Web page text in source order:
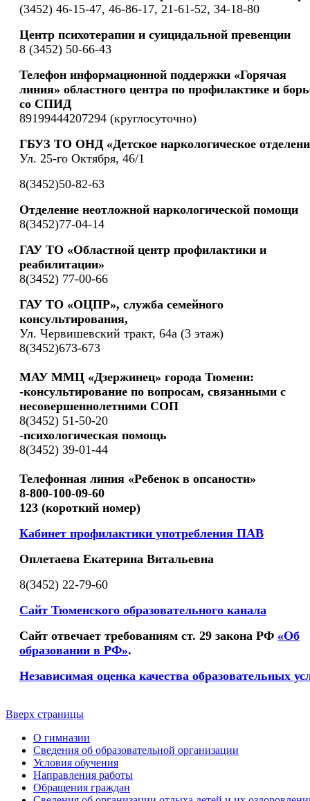
(3452) 46-15-47, 46-86-17, 21-61-52, 34-18-80
Центр психотерапии и суицидальной превенции
8 (3452) 50-66-43
Телефон информационной поддержки «Горячая
линия» областного центра по профилактике и
со СПИД
89199444207294 (круглосуточно)
ГБУЗ ТО ОНД «Детское наркологическое
Ул. 25-го Октября, 46/1
8(3452)50-82-63
Отделение неотложной наркологической помощи
8(3452)77-04-14
ГАУ ТО «Областной центр профилактики и
реабилитации»
8(3452) 77-00-66
ГАУ ТО «ОЦПР», служба семейного
консультирования,
Ул. Червишевский тракт, 64а (3 этаж)
8(3452)673-673
МАУ ММЦ «Дзержинец» города Тюмени:
-консультирование по вопросам, связанными с
несовершеннолетними СОП
8(3452) 51-50-20
-психологическая помощь
8(3452) 39-01-44
Телефонная линия «Ребенок в опсаности»
8-800-100-09-60
123 (короткий номер)
Кабинет профилактики употребления ПАВ
Оплетаева Екатерина Витальевна
8(3452) 22-79-60
Сайт Тюменского образовательного канала
Сайт отвечает требованиям ст. 29 закона РФ «Об
образовании в РФ».
Независимая оценка качества образовательных
Вверх страницы
О гимназии
Сведения об образовательной организации
Условия обучения
Направления работы
Обращения граждан